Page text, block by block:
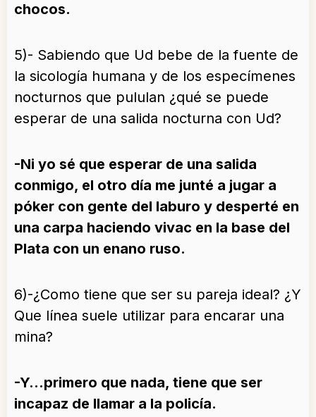
chocos.
5)- Sabiendo que Ud bebe de la fuente de
la sicología humana y de los especímenes
nocturnos que pululan ¿qué se puede
esperar de una salida nocturna con Ud?
-Ni yo sé que esperar de una salida
conmigo, el otro día me junté a jugar a
póker con gente del laburo y desperté en
una carpa haciendo vivac en la base del
Plata con un enano ruso.
6)-¿Como tiene que ser su pareja ideal? ¿Y
Que línea suele utilizar para encarar una
mina?
-Y…primero que nada, tiene que ser
incapaz de llamar a la policía.